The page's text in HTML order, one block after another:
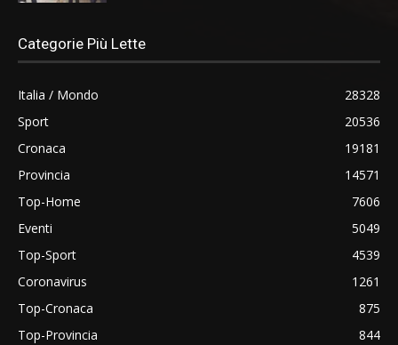
Categorie Più Lette
Italia / Mondo
28328
Sport
20536
Cronaca
19181
Provincia
14571
Top-Home
7606
Eventi
5049
Top-Sport
4539
Coronavirus
1261
Top-Cronaca
875
Top-Provincia
844